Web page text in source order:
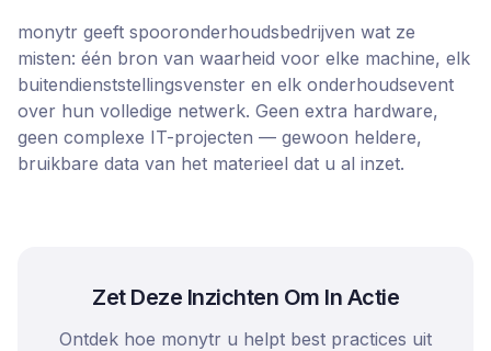
monytr geeft spooronderhoudsbedrijven wat ze
misten: één bron van waarheid voor elke machine, elk
buitendienststellingsvenster en elk onderhoudsevent
over hun volledige netwerk. Geen extra hardware,
geen complexe IT-projecten — gewoon heldere,
bruikbare data van het materieel dat u al inzet.
Zet Deze Inzichten Om In Actie
Ontdek hoe monytr u helpt best practices uit